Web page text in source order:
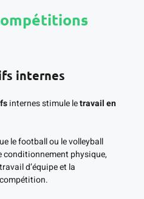
internes
internes stimule letravail en
le football ou le volleyball
conditionnement physique,
d’équipe et la